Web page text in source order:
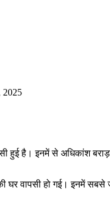
2025
हुई है। इनमें से अधिकांश
घर वापसी हो गई। इनमें